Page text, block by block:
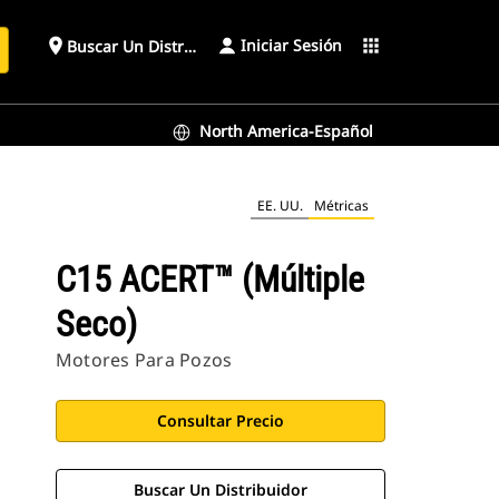
place Buscar Un Distribuidor Iniciar Sesión apps
North America-Español
EE. UU. Métricas
C15 ACERT™ (múltiple
Seco)
Motores Para Pozos
Consultar Precio
Buscar Un Distribuidor